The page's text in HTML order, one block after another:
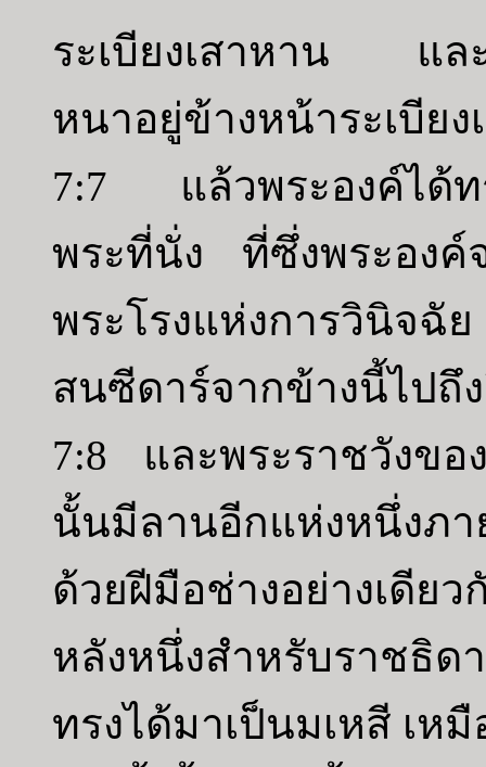
ระเบียงเสาหาน แล
หนาอยู่ข้างหน้าระเบียง
7:7 แล้วพระองค์ได้ท
พระที่นั่ง ที่ซึ่งพระองค์
พระโรงแห่งการวินิจฉั
สนซีดาร์จากข้างนี้ไปถึ
7:8 และพระราชวังขอ
นั้นมีลานอีกแห่งหนึ่งภา
ด้วยฝีมือช่างอย่างเดีย
หลังหนึ่งสำหรับราชธิด
ทรงได้มาเป็นมเหสี เห